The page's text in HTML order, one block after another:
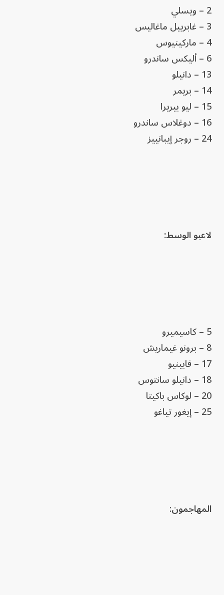
2 – ويسلي
3 – غابرييل ماغاليس
4 – ماركينيوس
6 – أليكس ساندرو
13 – دانيلو
14 – بريمر
15 – ليو بيريرا
16 – دوغلاس ساندرو
24 – روجر إيبانييز
لاعبو الوسط:
5 – كاسيميرو
8 – برونو غيماريش
17 – فابينيو
18 – دانيلو سانتوس
20 – لوكاس باكيتا
25 – إيغور تياغو
المهاجمون: